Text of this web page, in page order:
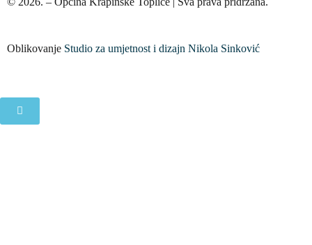
Oblikovanje Studio za umjetnost i dizajn Nikola Sinković